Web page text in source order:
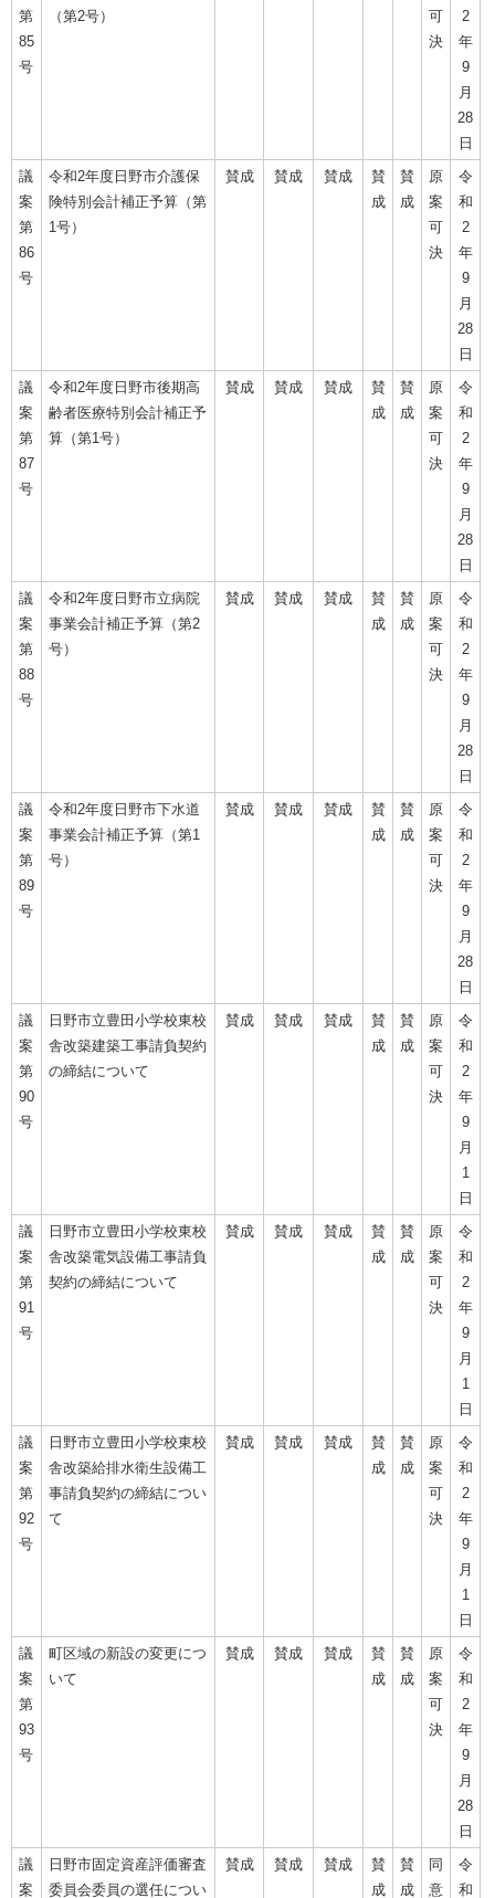
第
85
号
（第2号）
可
決
2
年
9
月
28
日
議
案
第
86
号
令和2年度日野市介護保
険特別会計補正予算（第
1号）
賛成 賛成 賛成
賛
成
賛
成
原
案
可
決
令
和
2
年
9
月
28
日
議
案
第
87
号
令和2年度日野市後期高
齢者医療特別会計補正予
算（第1号）
賛成 賛成 賛成
賛
成
賛
成
原
案
可
決
令
和
2
年
9
月
28
日
議
案
第
88
号
令和2年度日野市立病院
事業会計補正予算（第2
号）
賛成 賛成 賛成
賛
成
賛
成
原
案
可
決
令
和
2
年
9
月
28
日
議
案
第
89
号
令和2年度日野市下水道
事業会計補正予算（第1
号）
賛成 賛成 賛成
賛
成
賛
成
原
案
可
決
令
和
2
年
9
月
28
日
議
案
第
90
号
日野市立豊田小学校東校
舎改築建築工事請負契約
の締結について
賛成 賛成 賛成
賛
成
賛
成
原
案
可
決
令
和
2
年
9
月
1
日
議
案
第
91
号
日野市立豊田小学校東校
舎改築電気設備工事請負
契約の締結について
賛成 賛成 賛成
賛
成
賛
成
原
案
可
決
令
和
2
年
9
月
1
日
議
案
第
92
号
日野市立豊田小学校東校
舎改築給排水衛生設備工
事請負契約の締結につい
て
賛成 賛成 賛成
賛
成
賛
成
原
案
可
決
令
和
2
年
9
月
1
日
議
案
第
93
号
町区域の新設の変更につ
いて
賛成 賛成 賛成
賛
成
賛
成
原
案
可
決
令
和
2
年
9
月
28
日
議
案
日野市固定資産評価審査
委員会委員の選任につい
賛成 賛成 賛成
賛
成
賛
成
同
意
令
和